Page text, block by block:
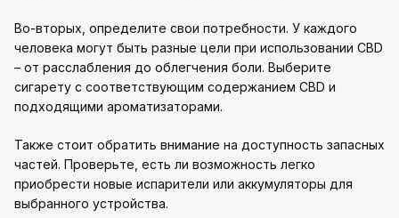
Во-вторых, определите свои потребности. У каждого
человека могут быть разные цели при использовании CBD
– от расслабления до облегчения боли. Выберите
сигарету с соответствующим содержанием CBD и
подходящими ароматизаторами.
Также стоит обратить внимание на доступность запасных
частей. Проверьте, есть ли возможность легко
приобрести новые испарители или аккумуляторы для
выбранного устройства.